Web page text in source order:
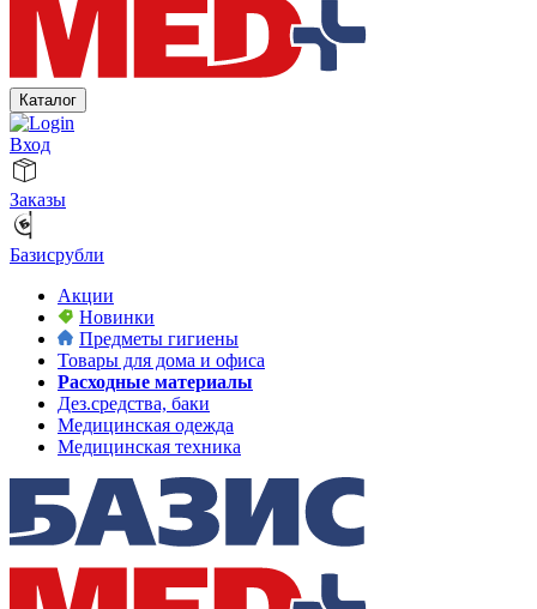
Каталог
Вход
Заказы
Базисрубли
Акции
Новинки
Предметы гигиены
Товары для дома и офиса
Расходные материалы
Дез.средства, баки
Медицинская одежда
Медицинская техника